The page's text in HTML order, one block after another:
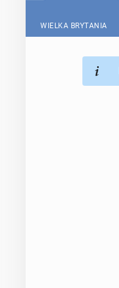
WIELKA BRYTANIA